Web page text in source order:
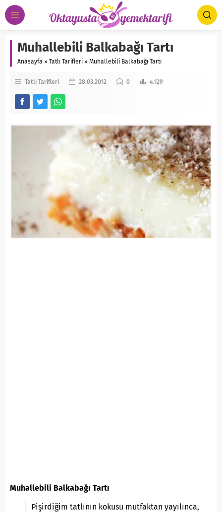
Muhallebili Balkabağı Tartı
Anasayfa » Tatlı Tarifleri » Muhallebili Balkabağı Tartı
Tatlı Tarifleri 28.03.2012 0 4.129
Muhallebili Balkabağı Tartı
Pişirdiğim tatlının kokusu mutfaktan yayılınca,